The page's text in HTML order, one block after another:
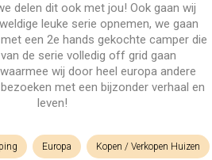
delen dit ook met jou! Ook gaan wij
leuke serie opnemen, we gaan
een 2e hands gekochte camper die
de serie volledig off grid gaan
wij door heel europa andere
met een bijzonder verhaal en
leven!
Europa Kopen / Verkopen Huizen